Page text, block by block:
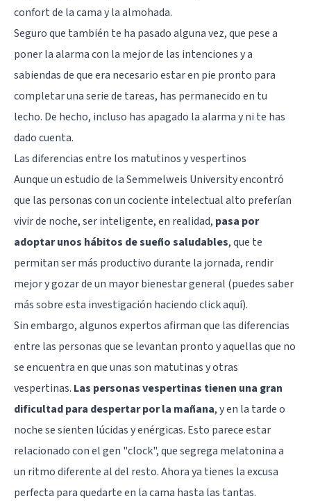
confort de la cama y la almohada.
Seguro que también te ha pasado alguna vez, que pese a
poner la alarma con la mejor de las intenciones y a
sabiendas de que era necesario estar en pie pronto para
completar una serie de tareas, has permanecido en tu
lecho. De hecho, incluso has apagado la alarma y ni te has
dado cuenta.
Las diferencias entre los matutinos y vespertinos
Aunque un estudio de la Semmelweis University encontró
que las personas con un cociente intelectual alto preferían
vivir de noche, ser inteligente, en realidad, pasa por
adoptar unos hábitos de sueño saludables, que te
permitan ser más productivo durante la jornada, rendir
mejor y gozar de un mayor bienestar general (puedes saber
más sobre esta investigación haciendoclick aquí).
Sin embargo, algunos expertos afirman que las diferencias
entre las personas que se levantan pronto y aquellas que no
se encuentra en que unas son matutinas y otras
vespertinas. Las personas vespertinas tienen una gran
dificultad para despertar por la mañana, y en la tarde o
noche se sienten lúcidas y enérgicas. Esto parece estar
relacionado con el gen "clock", que segrega melatonina a
un ritmo diferente al del resto. Ahora ya tienes la excusa
perfecta para quedarte en la cama hasta las tantas.